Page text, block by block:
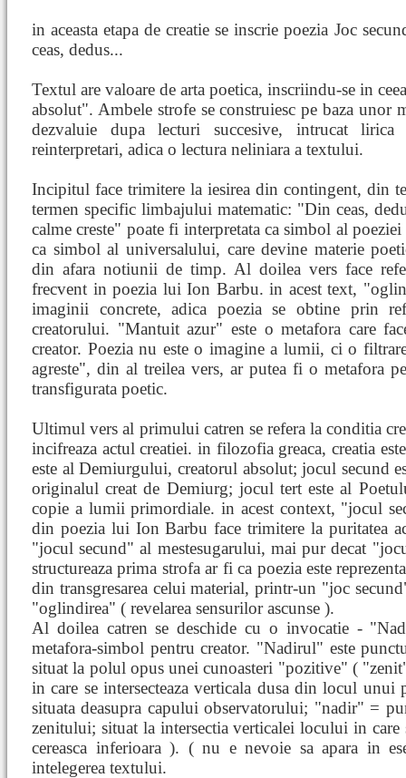
in aceasta etapa de creatie se inscrie poezia Joc
ceas, dedus...
Textul are valoare de arta poetica, inscriindu-se in
absolut". Ambele strofe se construiesc pe baza unor
dezvaluie dupa lecturi succesive, intrucat lirica
reinterpretari, adica o lectura neliniara a textului.
Incipitul face trimitere la iesirea din contingent, din
termen specific limbajului matematic: "Din ceas,
calme creste" poate fi interpretata ca simbol al
ca simbol al universalului, care devine materie
din afara notiunii de timp. Al doilea vers face
frecvent in poezia lui Ion Barbu. in acest text,
imaginii concrete, adica poezia se obtine prin
creatorului. "Mantuit azur" este o metafora care
creator. Poezia nu este o imagine a lumii, ci o
agreste", din al treilea vers, ar putea fi o metafora
transfigurata poetic.
Ultimul vers al primului catren se refera la conditia
incifreaza actul creatiei. in filozofia greaca, creatia
este al Demiurgului, creatorul absolut; jocul secund
originalul creat de Demiurg; jocul tert este al
copie a lumii primordiale. in acest context, "jocul
din poezia lui Ion Barbu face trimitere la puritatea
"jocul secund" al mestesugarului, mai pur decat
structureaza prima strofa ar fi ca poezia este
din transgresarea celui material, printr-un "joc
"oglindirea" ( revelarea sensurilor ascunse ).
Al doilea catren se deschide cu o invocatie -
metafora-simbol pentru creator. "Nadirul" este
situat la polul opus unei cunoasteri "pozitive" (
in care se intersecteaza verticala dusa din locul unui
situata deasupra capului observatorului; "nadir" =
zenitului; situat la intersectia verticalei locului in care
cereasca inferioara ). ( nu e nevoie sa apara in
intelegerea textului.